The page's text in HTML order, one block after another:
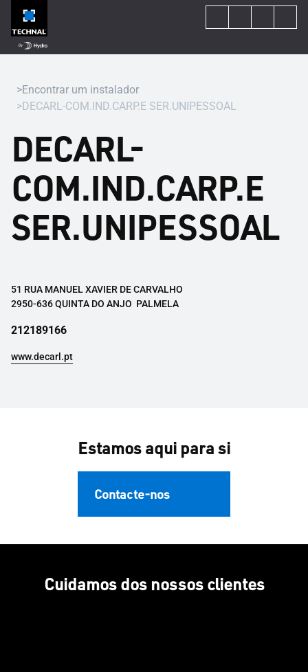
Encontrar um instalador
DECARL-COM.IND.CARP.E SER.UNIPESSOAL
DECARL-
COM.IND.CARP.E
SER.UNIPESSOAL
51 RUA MANUEL XAVIER DE CARVALHO
2950-636 QUINTA DO ANJO  PALMELA
212189166
www.decarl.pt
Estamos aqui para si
Contacte-nos
Cuidamos dos nossos clientes